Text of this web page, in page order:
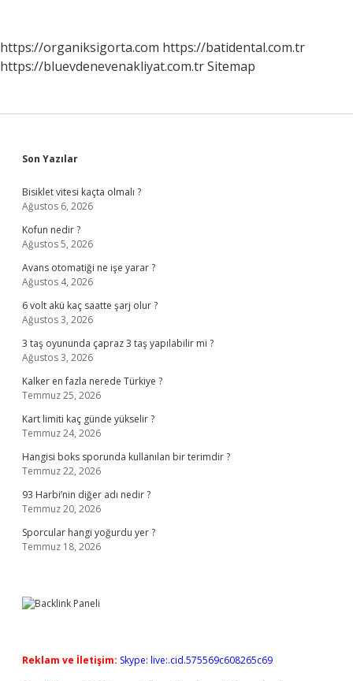
Boyanır
Mı
https://organiksigorta.com https://batidental.com.tr
https://bluevdenevenakliyat.com.trSitemap
Sidebar
Son Yazılar
Bisiklet vitesi kaçta olmalı ?
Ağustos 6, 2026
Kofun nedir ?
Ağustos 5, 2026
Avans otomatiği ne işe yarar ?
Ağustos 4, 2026
6 volt akü kaç saatte şarj olur ?
Ağustos 3, 2026
3 taş oyununda çapraz 3 taş yapılabilir mi ?
Ağustos 3, 2026
Kalker en fazla nerede Türkiye ?
Temmuz 25, 2026
Kart limiti kaç günde yükselir ?
Temmuz 24, 2026
Hangisi boks sporunda kullanılan bir terimdir ?
Temmuz 22, 2026
93 Harbi’nin diğer adı nedir ?
Temmuz 20, 2026
Sporcular hangi yoğurdu yer ?
Temmuz 18, 2026
Reklam ve İletişim: Skype: live:.cid.575569c608265c69